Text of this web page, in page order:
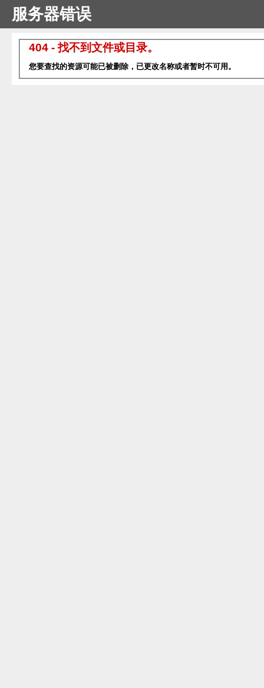
服务器错误
404 - 找不到文件或目录。
您要查找的资源可能已被删除，已更改名称或者暂时不可用。